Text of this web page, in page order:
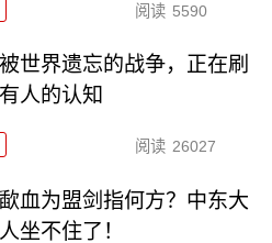
阅读 5590
世界遗忘的战争，正在刷
人的认知
阅读 26027
血为盟剑指何方？中东大
坐不住了！